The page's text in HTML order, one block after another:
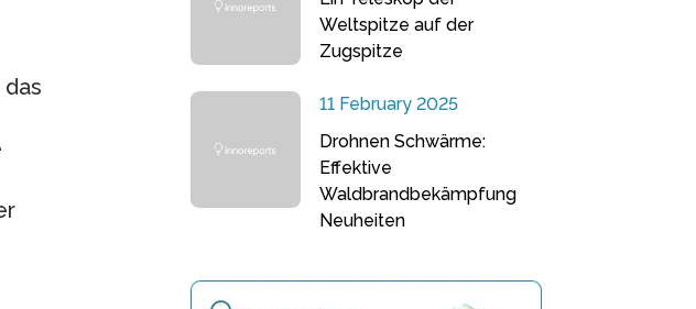
Weltspitze auf der
Zugspitze
11 February 2025
Drohnen Schwärme:
Effektive
Waldbrandbekämpfung
Neuheiten